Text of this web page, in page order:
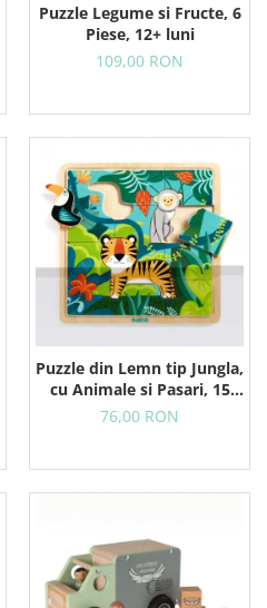
Puzzle Legume si Fructe, 6
Piese, 12+ luni
109,00 RON
Puzzle din Lemn tip Jungla,
cu Animale si Pasari, 15
Piese
76,00 RON